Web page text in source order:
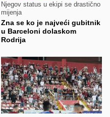
Njegov status u ekipi se drastično
mijenja
Zna se ko je najveći gubitnik
u Barceloni dolaskom
Rodrija